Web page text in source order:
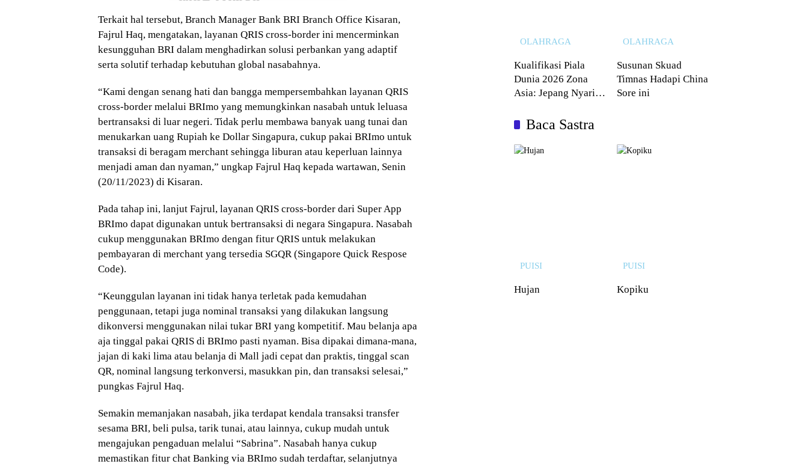
Terkait hal tersebut, Branch Manager Bank BRI Branch Office Kisaran,
Fajrul Haq, mengatakan, layanan QRIS cross-border ini mencerminkan
kesungguhan BRI dalam menghadirkan solusi perbankan yang adaptif
serta solutif terhadap kebutuhan global nasabahnya.
“Kami dengan senang hati dan bangga mempersembahkan layanan QRIS
cross-border melalui BRImo yang memungkinkan nasabah untuk leluasa
bertransaksi di luar negeri. Tidak perlu membawa banyak uang tunai dan
menukarkan uang Rupiah ke Dollar Singapura, cukup pakai BRImo untuk
transaksi di beragam merchant sehingga liburan atau keperluan lainnya
menjadi aman dan nyaman,” ungkap Fajrul Haq kepada wartawan, Senin
(20/11/2023) di Kisaran.
Pada tahap ini, lanjut Fajrul, layanan QRIS cross-border dari Super App
BRImo dapat digunakan untuk bertransaksi di negara Singapura. Nasabah
cukup menggunakan BRImo dengan fitur QRIS untuk melakukan
pembayaran di merchant yang tersedia SGQR (Singapore Quick Respose
Code).
“Keunggulan layanan ini tidak hanya terletak pada kemudahan
penggunaan, tetapi juga nominal transaksi yang dilakukan langsung
dikonversi menggunakan nilai tukar BRI yang kompetitif. Mau belanja apa
aja tinggal pakai QRIS di BRImo pasti nyaman. Bisa dipakai dimana-mana,
jajan di kaki lima atau belanja di Mall jadi cepat dan praktis, tinggal scan
QR, nominal langsung terkonversi, masukkan pin, dan transaksi selesai,”
pungkas Fajrul Haq.
Semakin memanjakan nasabah, jika terdapat kendala transaksi transfer
sesama BRI, beli pulsa, tarik tunai, atau lainnya, cukup mudah untuk
mengajukan pengaduan melalui “Sabrina”. Nasabah hanya cukup
memastikan fitur chat Banking via BRImo sudah terdaftar, selanjutnya
OLAHRAGA
Kualifikasi Piala
Dunia 2026 Zona
Asia: Jepang Nyaris
OLAHRAGA
Susunan Skuad
Timnas Hadapi China
Sore ini
Baca Sastra
PUISI
Hujan
PUISI
Kopiku